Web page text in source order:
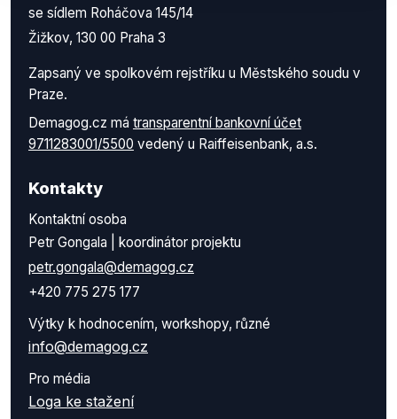
se sídlem Roháčova 145/14
Žižkov, 130 00 Praha 3
Zapsaný ve spolkovém rejstříku u Městského soudu v
Praze.
Demagog.cz má transparentní bankovní účet
9711283001/5500 vedený u Raiffeisenbank, a.s.
Kontakty
Kontaktní osoba
Petr Gongala | koordinátor projektu
petr.gongala@demagog.cz
+420 775 275 177
Výtky k hodnocením, workshopy, různé
info@demagog.cz
Pro média
Loga ke stažení